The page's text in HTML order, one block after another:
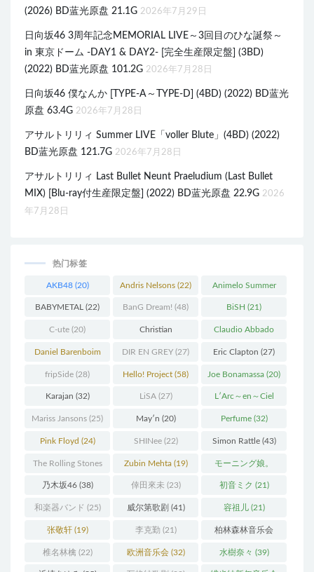
(2026) BD蓝光原盘 21.1G 2026年7月29日
日向坂46 3周年記念MEMORIAL LIVE～3回目のひな誕祭～
in 東京ドーム -DAY1 & DAY2- [完全生産限定盤] (3BD)
(2022) BD蓝光原盘 101.2G 2026年7月28日
日向坂46 僕なんか [TYPE-A～TYPE-D] (4BD) (2022) BD蓝光
原盘 63.4G 2026年7月28日
アサルトリリィ Summer LIVE「voller Blute」(4BD) (2022)
BD蓝光原盘 121.7G 2026年7月28日
アサルトリリィ Last Bullet Neunt Praeludium (Last Bullet
MIX) [Blu-ray付生産限定盤] (2022) BD蓝光原盘 22.9G 2026
年7月28日
热门标签
AKB48(20) Andris Nelsons (22) Animelo Summer
Live(34)
BABYMETAL (22) BanG Dream! (48) BiSH (21)
C-ute (20) Christian
Thielemann(36)
Claudio Abbado
(25)
Daniel Barenboim
(37)
DIR EN GREY (27) Eric Clapton (27)
fripSide (28) Hello! Project (58) Joe Bonamassa (20)
Karajan (32) LiSA(27) L′Arc～en～Ciel
(41)
Mariss Jansons (25) May′n (20) Perfume(32)
Pink Floyd (24) SHINee(22) Simon Rattle(43)
The Rolling Stones
(30)
Zubin Mehta(19) モーニング娘。
(27)
乃木坂46(38) 倖田來未 (23) 初音ミク (21)
和楽器バンド (25) 威尔第歌剧 (41) 容祖儿(21)
张敬轩(19) 李克勤 (21) 柏林森林音乐会
(22)
椎名林檎 (22) 欧洲音乐会(32) 水樹奈々 (39)